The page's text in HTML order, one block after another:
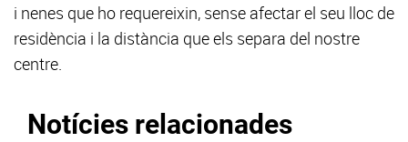
i nenes que ho requereixin, sense afectar el seu lloc de
residència i la distància que els separa del nostre
centre.
Notícies relacionades